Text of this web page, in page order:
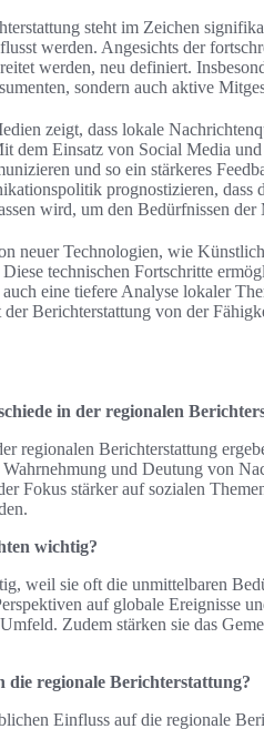
steht im Zeichen
werden. Angesichts der
werden, neu definiert.
sondern auch aktive
zeigt, dass lokale
dem Einsatz von Social Media
und so ein stärkeres
prognostizieren, dass
wird, um den Bedürfnissen der
neuer Technologien, wie
technischen Fortschritte
eine tiefere Analyse lokaler
Berichterstattung von der
in der regionalen
regionalen Berichterstattung
und Deutung von
Fokus stärker auf sozialen
wichtig?
weil sie oft die unmittelbaren
auf globale Ereignisse
Zudem stärken sie das
die regionale Berichterstattung?
Einfluss auf die regionale